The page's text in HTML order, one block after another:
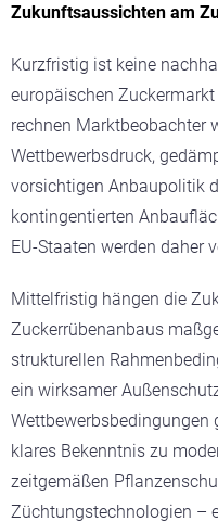
Zukunftsaussichten am
Kurzfristig ist keine
europäischen
rechnen Marktbeobachter
Wettbewerbsdruck,
vorsichtigen Anbaupolitik
kontingentierten
EU-Staaten werden daher
Mittelfristig hängen die
Zuckerrübenanbaus
strukturellen
ein wirksamer
Wettbewerbsbedingungen
klares Bekenntnis zu
zeitgemäßen
Züchtungstechnologien –